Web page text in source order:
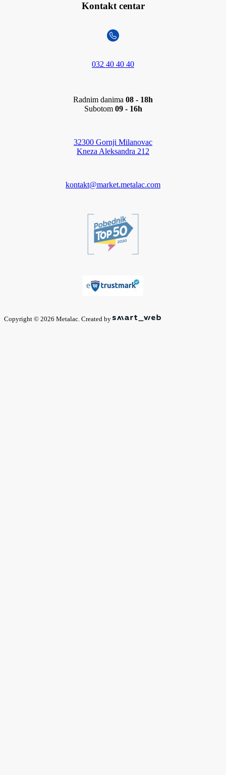
Kontakt centar
032 40 40 40
Radnim danima 08 - 18h
Subotom 09 - 16h
32300 Gornji Milanovac
Kneza Aleksandra 212
kontakt@market.metalac.com
Copyright © 2026 Metalac. Created by